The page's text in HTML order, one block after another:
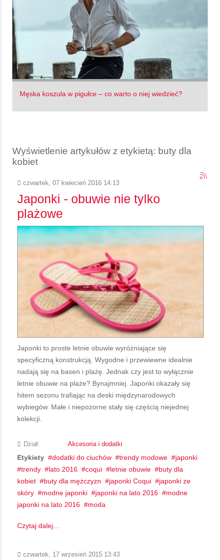
Męska koszula w pigułce – co warto o niej wiedzieć?
Wyświetlenie artykułów z etykietą: buty dla
kobiet
czwartek, 07 kwiecień 2016 14:13
Japonki - obuwie nie tylko
plażowe
Japonki to proste letnie obuwie wyróżniające się
specyficzną konstrukcją. Wygodne i przewiewne idealnie
nadają się na basen i plażę. Jednak czy jest to wyłącznie
letnie obuwie na plaże? Bynajmniej. Japonki okazały się
hitem sezonu trafiając na deski międzynarodowych
wybiegów. Małe i niepozorne stały się częścią niejednej
kolekcji.
Dział: Akcesoria i dodatki
Etykiety dodatki do ciuchów trendy modowe
japonki
trendy
lato 2016 coqui letnie obuwie
buty dla
kobiet
buty dla mężczyzn japonki Coqui
japonki ze
skóry
modne japonki japonki na lato 2016
modne
japonki na lato 2016
moda
Czytaj dalej...
czwartek, 17 wrzesień 2015 13:43